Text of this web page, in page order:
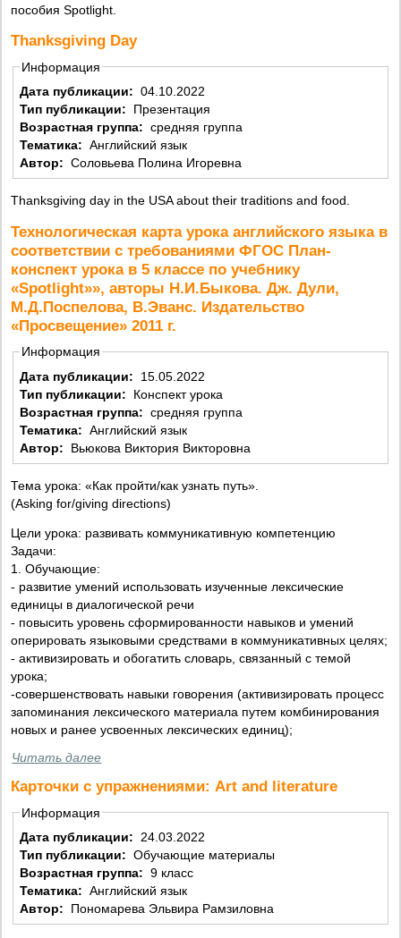
пособия Spotlight.
Thanksgiving Day
Информация
Дата публикации: 04.10.2022
Тип публикации:
Презентация
Возрастная группа: средняя группа
Тематика: Английский язык
Автор: Соловьева Полина Игоревна
Thanksgiving day in the USA about their traditions and food.
Технологическая карта урока английского языка в
соответствии с требованиями ФГОС План-
конспект урока в 5 классе по учебнику
«Spotlight»», авторы Н.И.Быкова. Дж. Дули,
М.Д.Поспелова, В.Эванс. Издательство
«Просвещение» 2011 г.
Информация
Дата публикации:
15.05.2022
Тип публикации:
Конспект урока
Возрастная группа: средняя группа
Тематика: Английский язык
Автор:
Вьюкова Виктория Викторовна
Тема урока: «Как пройти/как узнать путь».
(Asking for/giving directions)
Цели урока: развивать коммуникативную компетенцию
Задачи:
1. Обучающие:
- развитие умений использовать изученные лексические
единицы в диалогической речи
- повысить уровень сформированности навыков и умений
оперировать языковыми средствами в коммуникативных целях;
- активизировать и обогатить словарь, связанный с темой
урока;
-совершенствовать навыки говорения (активизировать процесс
запоминания лексического материала путем комбинирования
новых и ранее усвоенных лексических единиц);
Читать далее
Карточки с упражнениями: Art and literature
Информация
Дата публикации:
24.03.2022
Тип публикации: Обучающие материалы
Возрастная группа: 9 класс
Тематика: Английский язык
Автор:
Пономарева Эльвира Рамзиловна